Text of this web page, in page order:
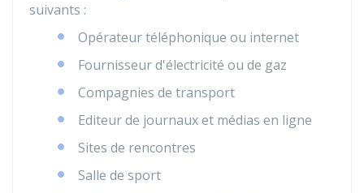
suivants :
Opérateur téléphonique ou internet
Fournisseur d'électricité ou de gaz
Compagnies de transport
Editeur de journaux et médias en ligne
Sites de rencontres
Salle de sport